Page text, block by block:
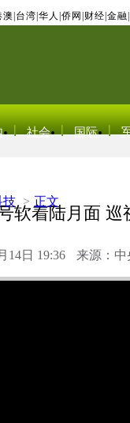
澳 台湾 华人 侨网 财经 金融
社会 国际
技 > 正文
软着陆月面 巡
14日 19:36 来源：中